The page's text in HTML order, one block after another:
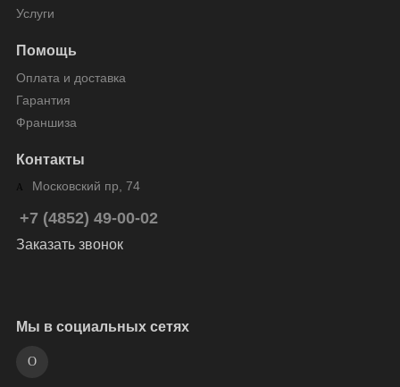
Услуги
Помощь
Оплата и доставка
Гарантия
Франшиза
Контакты
Московский пр, 74
+7 (4852) 49-00-02
Заказать звонок
Мы в социальных сетях